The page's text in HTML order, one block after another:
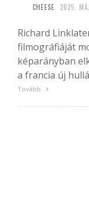
CHEESE 2025.
Richard
filmográfiáját
képarányban
a francia új
Tovább